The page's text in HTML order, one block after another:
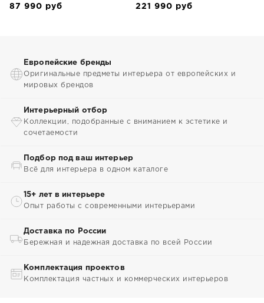
87 990 руб 221 990 руб
Европейские бренды
Оригинальные предметы интерьера от европейских и
мировых брендов
Интерьерный отбор
Коллекции, подобранные с вниманием к эстетике и
сочетаемости
Подбор под ваш интерьер
Всё для интерьера в одном каталоге
15+ лет в интерьере
Опыт работы с современными интерьерами
Доставка по России
Бережная и надежная доставка по всей России
Комплектация проектов
Комплектация частных и коммерческих интерьеров